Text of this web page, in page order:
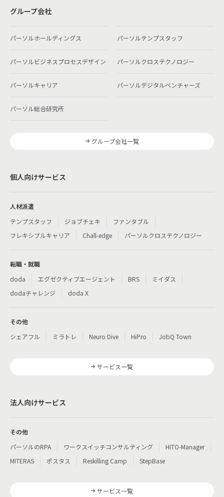
グループ会社
パーソルホールディングス パーソルテンプスタッフ
パーソルビジネスプロセスデザイン パーソルクロステクノロジー
パーソルキャリア パーソルデジタルベンチャーズ
パーソル総合研究所
グループ会社一覧
個人向けサービス
人材派遣
テンプスタッフ
ジョブチェキ
ファンタブル
フレキシブルキャリア
Chall-edge パーソルクロステクノロジー
転職・就職
doda
エグゼクティブエージェント BRS
ミイダス
dodaチャレンジ
doda X
その他
シェアフル
ミラトレ Neuro Dive HiPro JobQ Town
サービス一覧
法人向けサービス
その他
パーソルのRPA
ワークスイッチコンサルティング
HITO-Manager
MITERAS
ポスタス Reskilling Camp StepBase
サービス一覧